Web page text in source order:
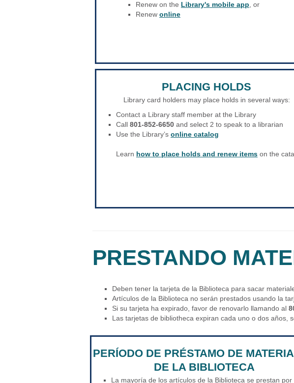
Renew on the Library's mobile app , or
Renew online
PLACING HOLDS
Library card holders may place holds in several ways:
Contact a Library staff member at the Library
Call 801-852-6650 and select 2 to speak to a librarian
Use the Library’s online catalog
Learn how to place holds and renew items on the
PRESTANDO
Deben tener la tarjeta de la Biblioteca para sacar
Artículos de la Biblioteca no serán prestados usando la
Si su tarjeta ha expirado, favor de renovarlo llamando al
Las tarjetas de bibliotheca expiran cada uno o dos años,
PERÍODO DE PRÉSTAMO DE
DE LA BIBLIOTECA
La mayoría de los artículos de la Biblioteca se prestan por